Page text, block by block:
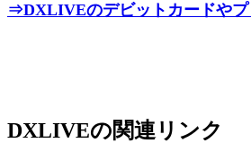
⇒DXLIVEのデビットカードやプ
DXLIVEの関連リンク